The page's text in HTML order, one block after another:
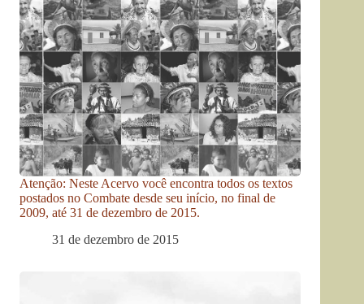
Atenção: Neste Acervo você encontra todos os textos
postados no Combate desde seu início, no final de
2009, até 31 de dezembro de 2015.
31 de dezembro de 2015